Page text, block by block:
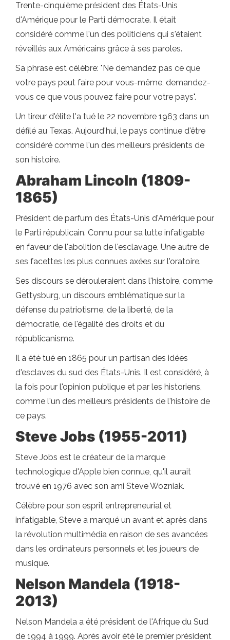
Trente-cinquième président des États-Unis
d'Amérique pour le Parti démocrate. Il était
considéré comme l'un des politiciens qui s'étaient
réveillés aux Américains grâce à ses paroles.
Sa phrase est célèbre: "Ne demandez pas ce que
votre pays peut faire pour vous-même, demandez-
vous ce que vous pouvez faire pour votre pays".
Un tireur d'élite l'a tué le 22 novembre 1963 dans un
défilé au Texas. Aujourd'hui, le pays continue d'être
considéré comme l'un des meilleurs présidents de
son histoire.
Abraham Lincoln (1809-
1865)
Président de parfum des États-Unis d'Amérique pour
le Parti républicain. Connu pour sa lutte infatigable
en faveur de l'abolition de l'esclavage. Une autre de
ses facettes les plus connues axées sur l'oratoire.
Ses discours se dérouleraient dans l'histoire, comme
Gettysburg, un discours emblématique sur la
défense du patriotisme, de la liberté, de la
démocratie, de l'égalité des droits et du
républicanisme.
Il a été tué en 1865 pour un partisan des idées
d'esclaves du sud des États-Unis. Il est considéré, à
la fois pour l'opinion publique et par les historiens,
comme l'un des meilleurs présidents de l'histoire de
ce pays.
Steve Jobs (1955-2011)
Steve Jobs est le créateur de la marque
technologique d'Apple bien connue, qu'il aurait
trouvé en 1976 avec son ami Steve Wozniak.
Célèbre pour son esprit entrepreneurial et
infatigable, Steve a marqué un avant et après dans
la révolution multimédia en raison de ses avancées
dans les ordinateurs personnels et les joueurs de
musique.
Nelson Mandela (1918-
2013)
Nelson Mandela a été président de l'Afrique du Sud
de 1994 à 1999. Après avoir été le premier président